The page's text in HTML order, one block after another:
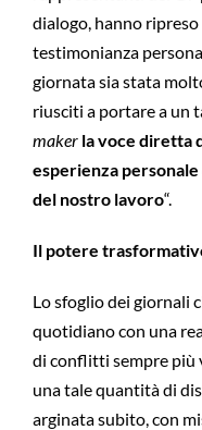
dialogo, hanno
testimonianza
giornata sia stata
riusciti a portare a un
makerla voce diretta
esperienza
del nostro lavoro“.
Il potere
Lo sfoglio dei giornali
quotidiano con una
di conflitti sempre più
una tale quantità di
arginata subito, con